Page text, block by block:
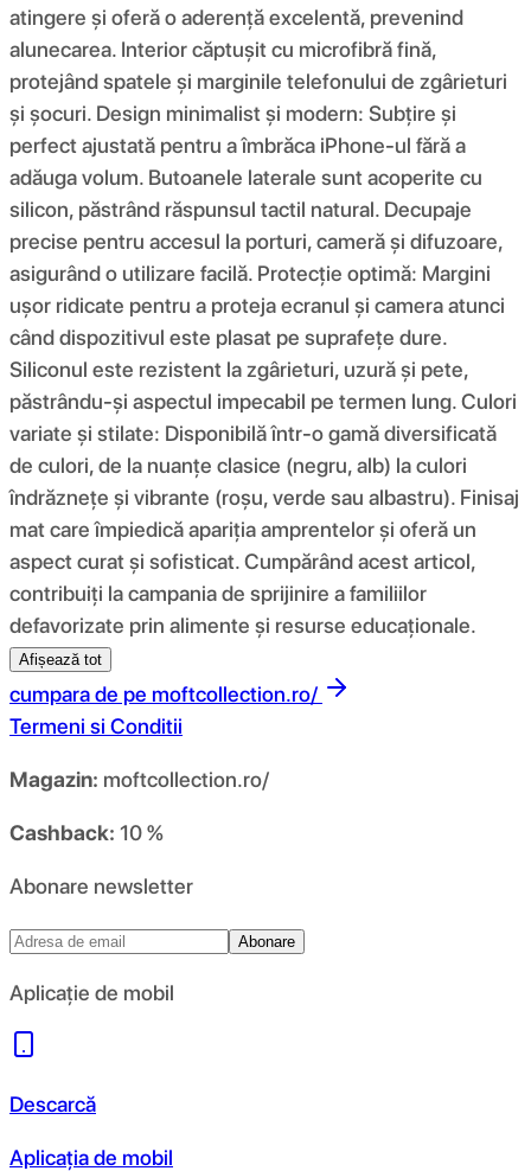
atingere și oferă o aderență excelentă, prevenind
alunecarea. Interior căptușit cu microfibră fină,
protejând spatele și marginile telefonului de zgârieturi
și șocuri. Design minimalist și modern: Subțire și
perfect ajustată pentru a îmbrăca iPhone-ul fără a
adăuga volum. Butoanele laterale sunt acoperite cu
silicon, păstrând răspunsul tactil natural. Decupaje
precise pentru accesul la porturi, cameră și difuzoare,
asigurând o utilizare facilă. Protecție optimă: Margini
ușor ridicate pentru a proteja ecranul și camera atunci
când dispozitivul este plasat pe suprafețe dure.
Siliconul este rezistent la zgârieturi, uzură și pete,
păstrându-și aspectul impecabil pe termen lung. Culori
variate și stilate: Disponibilă într-o gamă diversificată
de culori, de la nuanțe clasice (negru, alb) la culori
îndrăznețe și vibrante (roșu, verde sau albastru). Finisaj
mat care împiedică apariția amprentelor și oferă un
aspect curat și sofisticat. Cumpărând acest articol,
contribuiți la campania de sprijinire a familiilor
defavorizate prin alimente și resurse educaționale.
Afișează tot
cumpara de pe moftcollection.ro/
Termeni si Conditii
Magazin: moftcollection.ro/
Cashback: 10 %
Abonare newsletter
Abonare
Aplicație de mobil
Descarcă
Aplicația de mobil